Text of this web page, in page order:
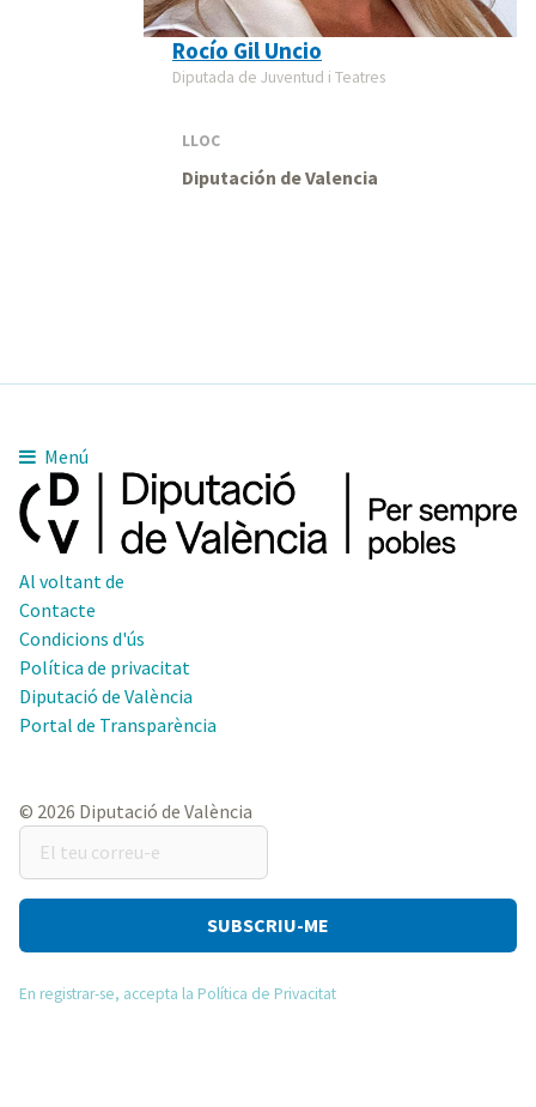
Rocío Gil Uncio
Diputada de Juventud i Teatres
LLOC
Diputación de Valencia
Menú
Al voltant de
Contacte
Condicions d'ús
Política de privacitat
Diputació de València
Portal de Transparència
© 2026 Diputació de València
El
teu
correu-
En registrar-se, accepta la Política de Privacitat